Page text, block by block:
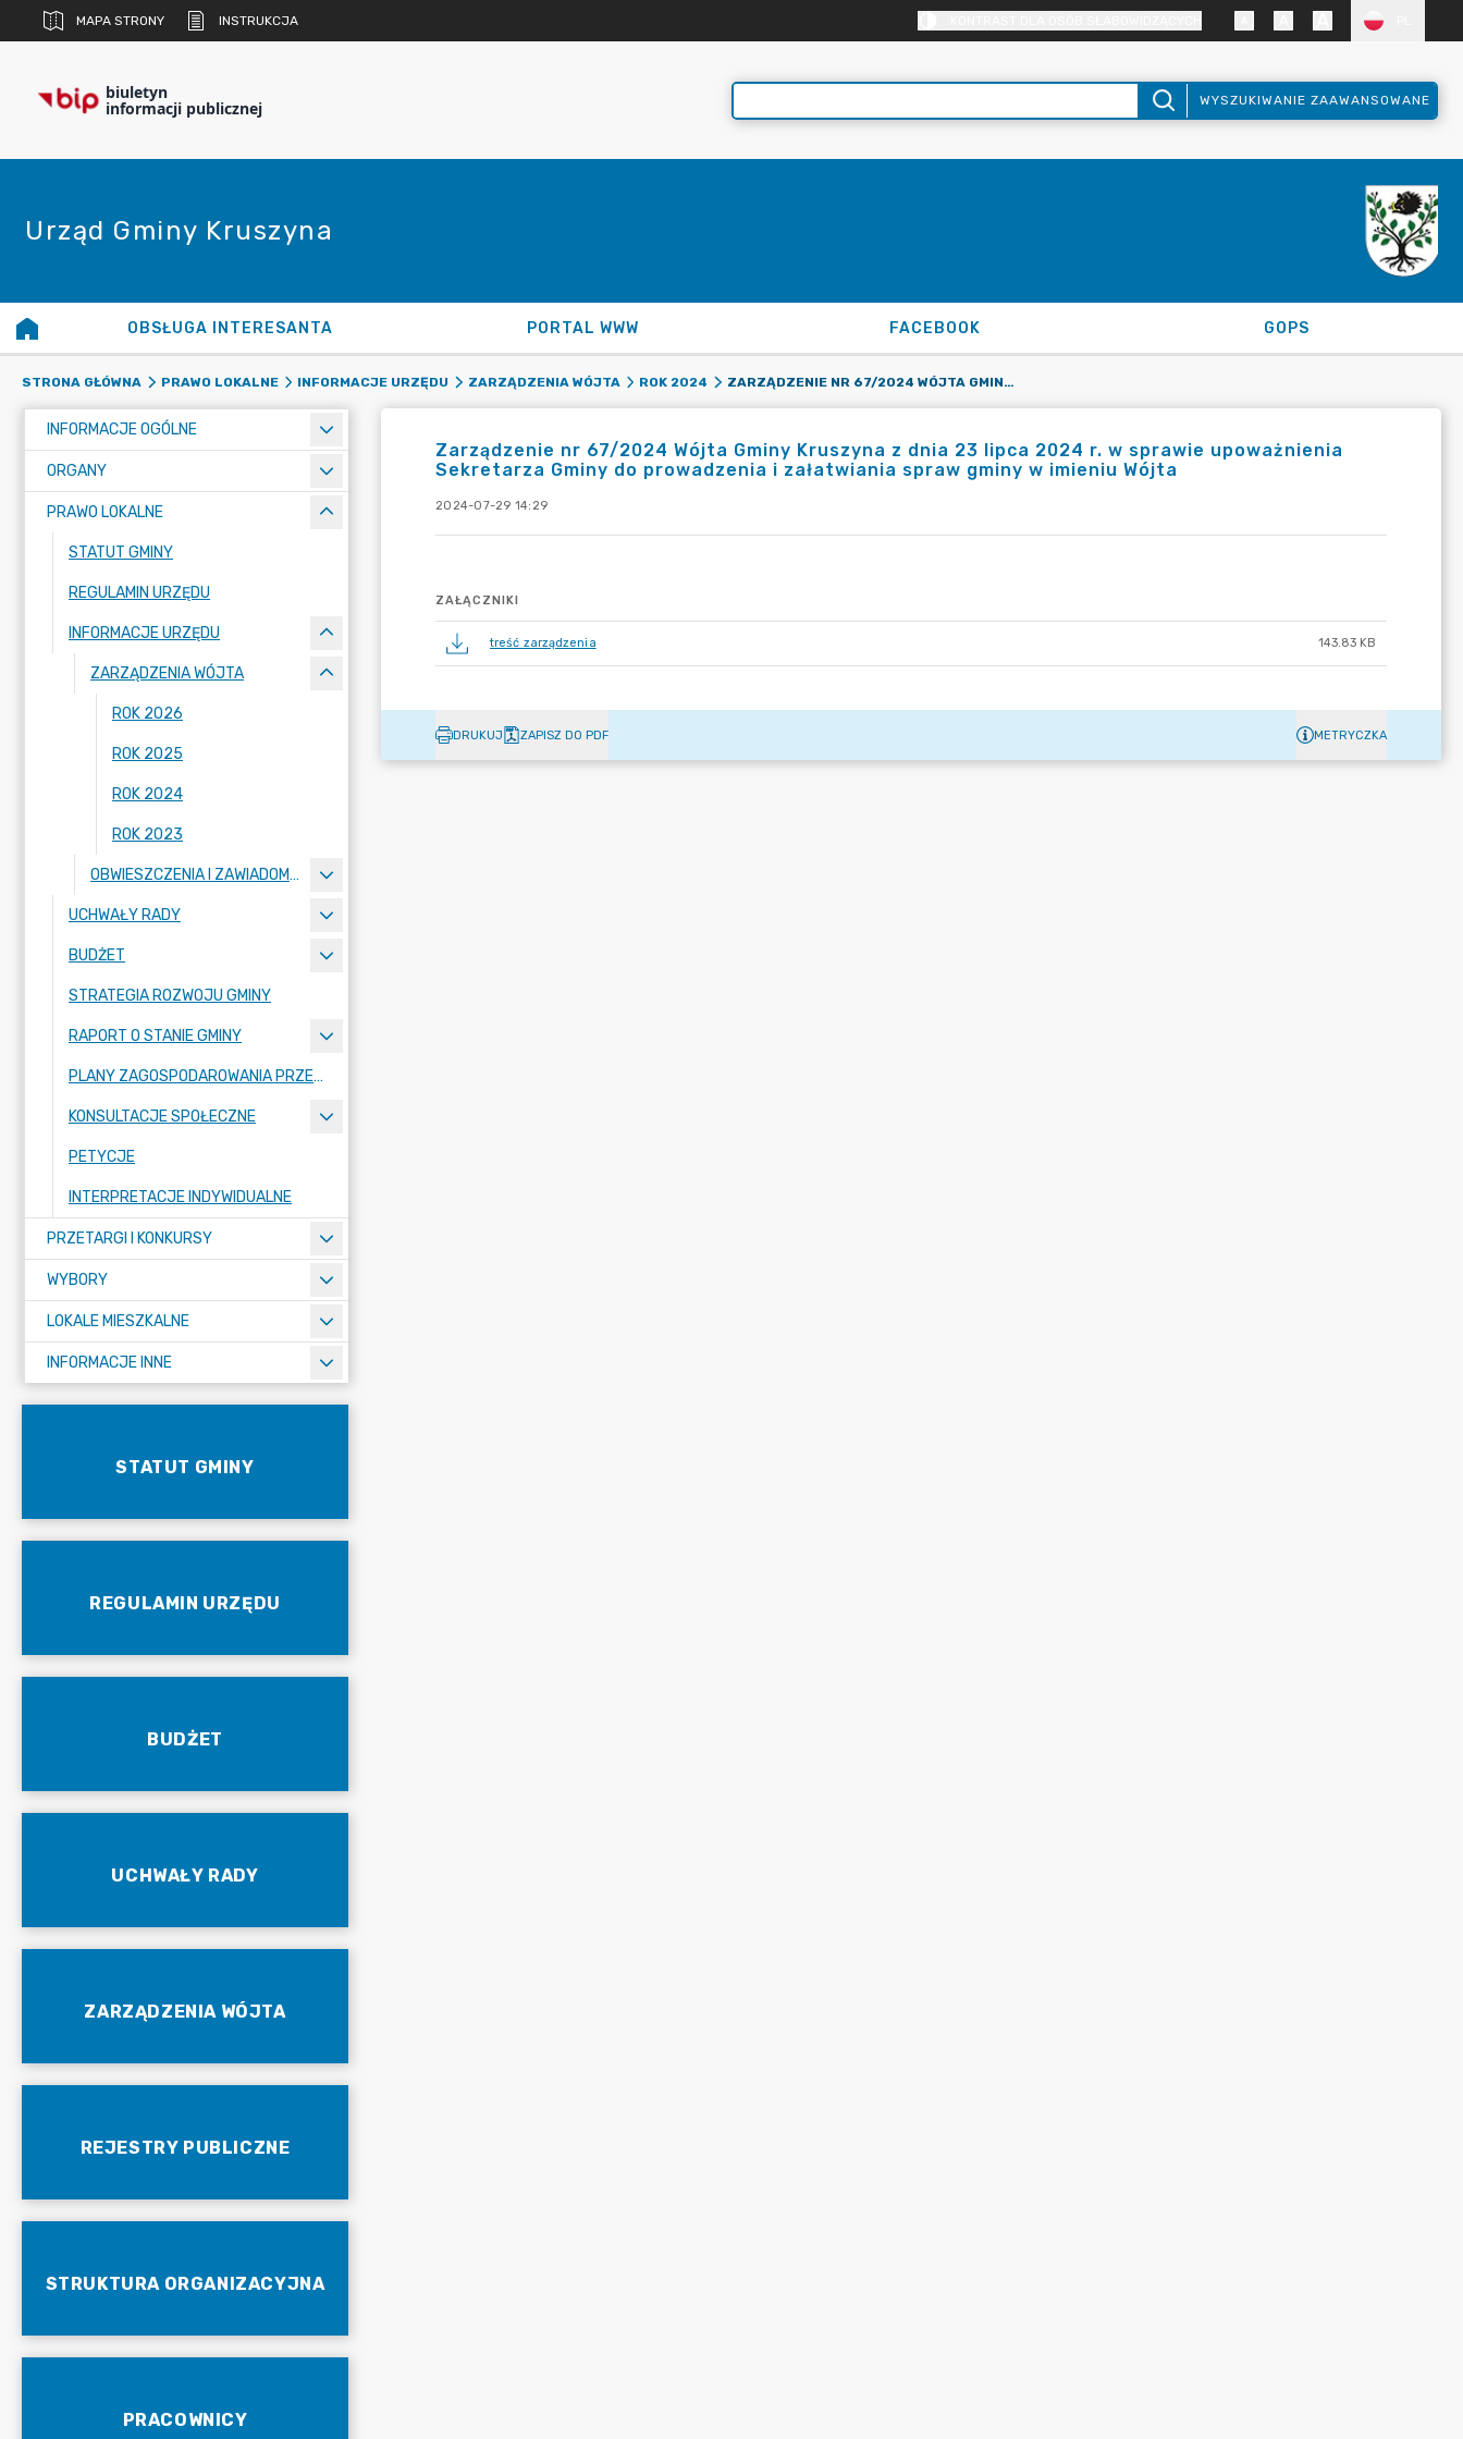
MAPA STRONY INSTRUKCJA
biuletyn
informacji publicznej WYSZUKIWANIE ZAAWANSOWANE
Urząd Gminy Kruszyna
OBSŁUGA INTERESANTA PORTAL WWW FACEBOOK GOPS
STRONA GŁÓWNA PRAWO LOKALNE INFORMACJE URZĘDU ZARZĄDZENIA WÓJTA ROK 2024 ZARZĄDZENIE NR 67/2024 WÓJTA GMINY KRUSZYNA Z DNIA 23 LIPCA 2024 R. W SPRAWIE UPOWAŻNIENIA SEKRETARZA GMINY DO PROWADZENIA I ZAŁATWIANIA SPRAW GMINY W IMIENIU WÓJTA
INFORMACJE OGÓLNE
ORGANY
PRAWO LOKALNE
STATUT GMINY
REGULAMIN URZĘDU
INFORMACJE URZĘDU
ZARZĄDZENIA WÓJTA
ROK 2026
ROK 2025
ROK 2024
ROK 2023
OBWIESZCZENIA I ZAWIADOMIENIA
UCHWAŁY RADY
BUDŻET
STRATEGIA ROZWOJU GMINY
RAPORT O STANIE GMINY
PLANY ZAGOSPODAROWANIA PRZESTRZENNEGO
KONSULTACJE SPOŁECZNE
PETYCJE
INTERPRETACJE INDYWIDUALNE
PRZETARGI I KONKURSY
WYBORY
LOKALE MIESZKALNE
INFORMACJE INNE
STATUT GMINY
REGULAMIN URZĘDU
BUDŻET
UCHWAŁY RADY
ZARZĄDZENIA WÓJTA
REJESTRY PUBLICZNE
STRUKTURA ORGANIZACYJNA
PRACOWNICY
Zarządzenie nr 67/2024 Wójta Gminy Kruszyna z dnia 23 lipca 2024 r. w sprawie upoważnienia
Sekretarza Gminy do prowadzenia i załatwiania spraw gminy w imieniu Wójta
2024-07-29 14:29
ZAŁĄCZNIKI
treść zarządzenia 143.83 KB
DRUKUJ ZAPISZ DO PDF METRYCZKA